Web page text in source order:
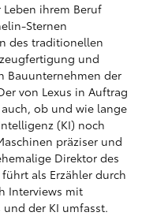
ihrem Beruf
Sternen
des traditionellen
und
Bauunternehmen der
von Lexus in Auftrag
ob und wie lange
(KI) noch
präziser und
Direktor des
als Erzähler durch
Interviews mit
und der KI umfasst.